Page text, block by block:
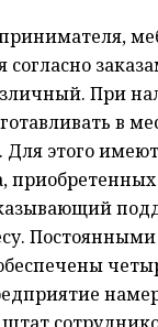
согласно
При
в
этого